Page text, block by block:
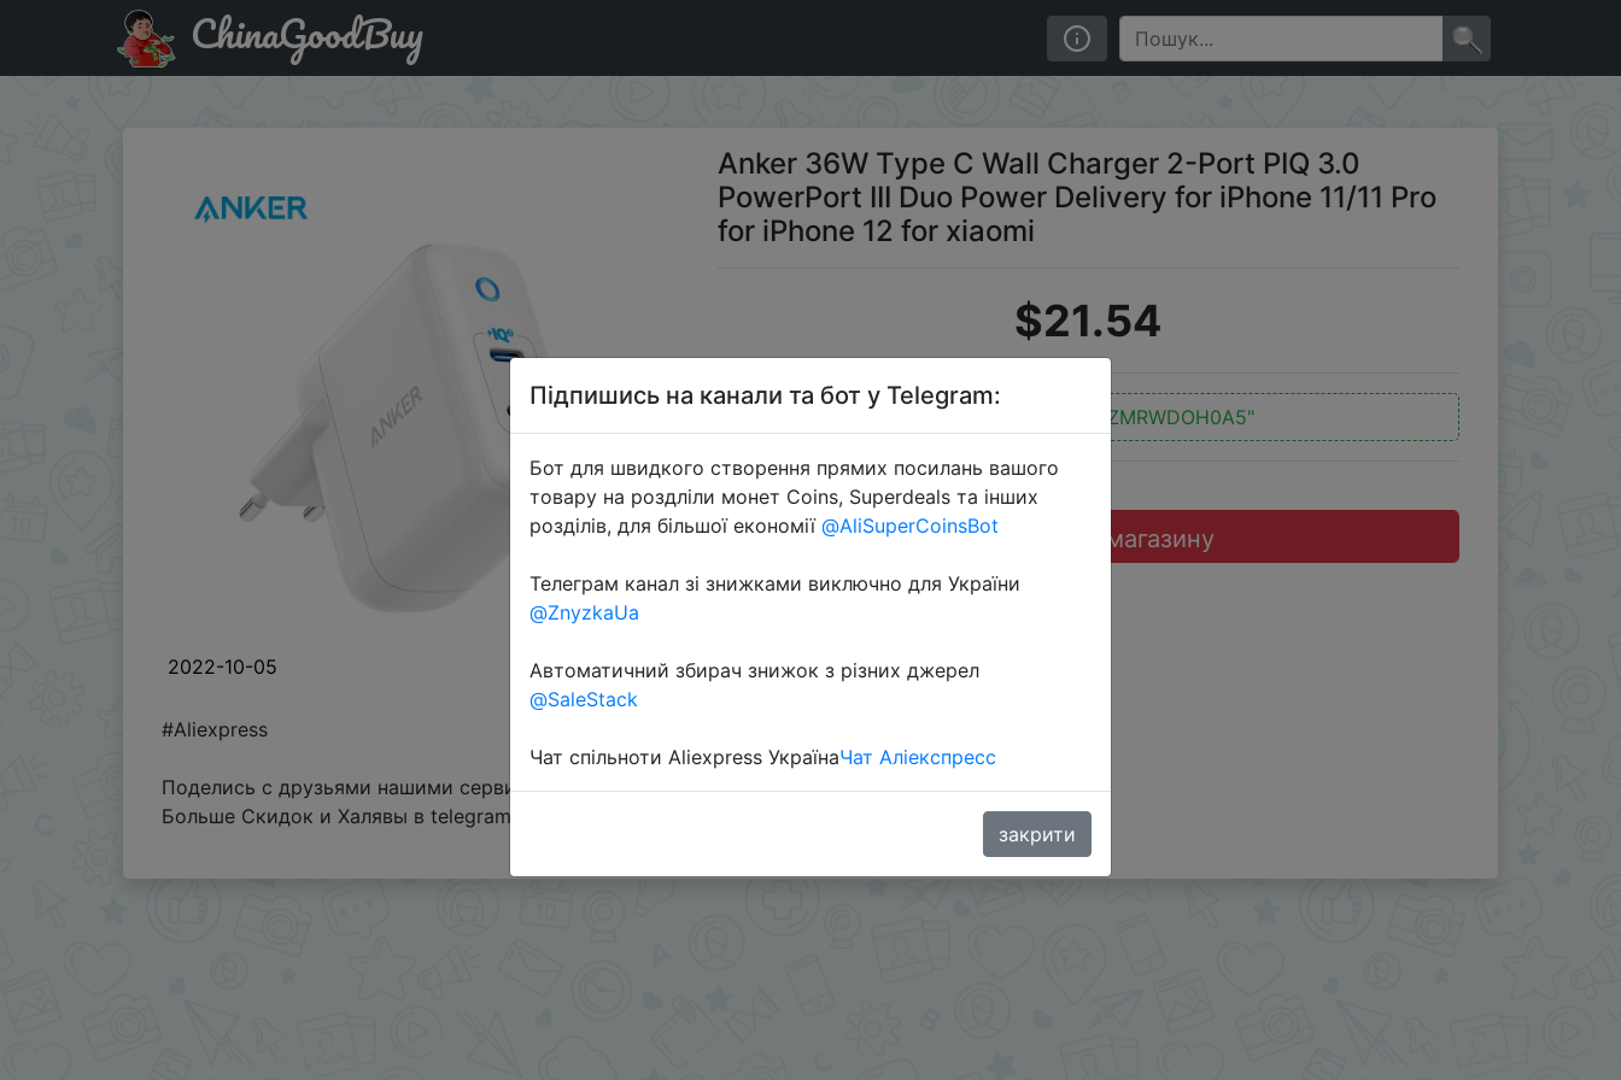
Паридбати з промокодом RVZMRWDOH0A5 Anker 36W Type C Wall Charger 2-Port PIQ 3.0 PowerPort III Duo Power Delivery for iPhone 11/11 Pro for iPhone 12 for xiaomi
ChinaGoodBuy
2022-10-05
Anker 36W Type C Wall Charger 2-Port PIQ 3.0
PowerPort III Duo Power Delivery for iPhone 11/11 Pro
for iPhone 12 for xiaomi
$21.54
"RVZMRWDOH0A5"
Перейти до магазину
#Aliexpress
Поделись с друзьями нашими сервисами - @Skidkovozik - Отправить другу
Больше Скидок и Халявы в telegram
Підпишись на канали та бот у Telegram:
Бот для швидкого створення прямих посилань вашого
товару на роздліли монет Coins, Superdeals та інших
розділів, для більшої економії @AliSuperCoinsBot
Телеграм канал зі знижками виключно для України
@ZnyzkaUa
Автоматичний збирач знижок з різних джерел
@SaleStack
Чат спільноти Aliexpress УкраїнаЧат Аліекспресс
закрити